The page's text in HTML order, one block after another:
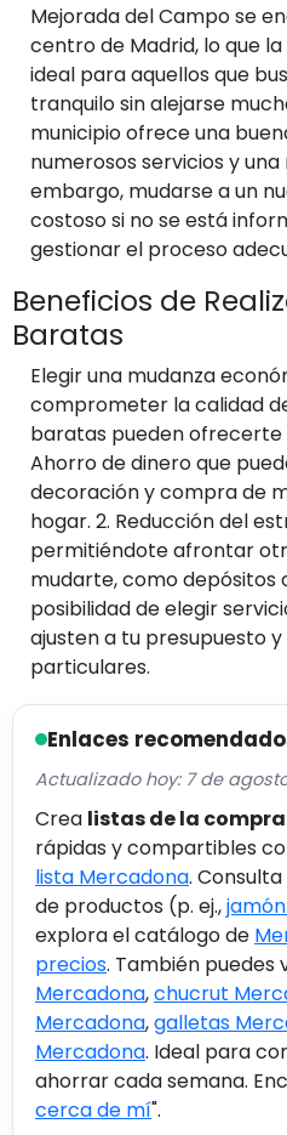
Mejorada del Campo se
centro de Madrid, lo que
ideal para aquellos que
tranquilo sin alejarse
municipio ofrece una
numerosos servicios y
embargo, mudarse a un
costoso si no se está
gestionar el proceso
Beneficios de
Baratas
Elegir una mudanza
comprometer la calidad
baratas pueden ofrecerte
Ahorro de dinero que
decoración y compra de
hogar. 2. Reducción del
permitiéndote afrontar
mudarte, como depósitos
posibilidad de elegir
ajusten a tu presupuesto
particulares.
Enlaces
Actualizado hoy: 7 de
Crea listas de la
rápidas y compartibles
lista Mercadona. Consulta
de productos (p. ej.,
explora el catálogo de
precios. También puedes
Mercadona,chucrut
Mercadona,galletas
Mercadona. Ideal para
ahorrar cada semana.
cerca de mí".